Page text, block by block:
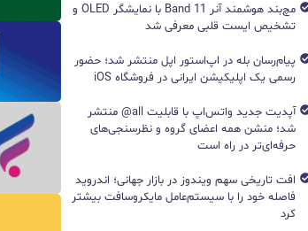
مچ‌بند هوشمند آنر Band 11 با نمایشگر OLED و
تشخیص ایست قلبی معرفی شد
پیام‌رسان بله در اپ‌استور اپل منتشر شد؛ حضور
رسمی یک اپلیکیشن ایرانی در فروشگاه iOS
آپدیت جدید واتس‌اپ با قابلیت all@ منتشر
شد؛ منشن همه اعضای گروه و نظرسنجی‌های
حرفه‌ای‌تر در راه است
افت تاریخی سهم ویندوز در بازار جهانی؛ اندروید
فاصله خود را با سیستم‌عامل مایکروسافت بیشتر
کرد